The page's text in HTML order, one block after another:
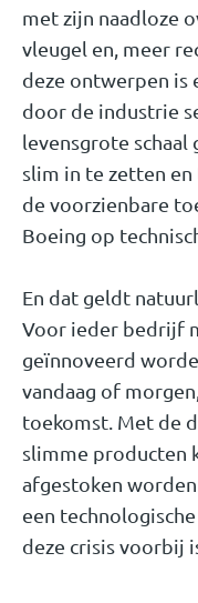
met zijn naadloze
vleugel en, meer
deze ontwerpen is
door de industrie
levensgrote
slim in te zetten
de voorzienbare
Boeing op
En dat geldt
Voor ieder bedrijf
geïnnoveerd
vandaag of
toekomst. Met de
slimme producten
afgestoken
een
deze crisis voorbij